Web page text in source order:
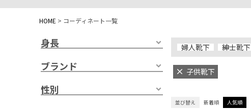
HOME コーディネート一覧
身長
ブランド
性別
婦人靴下 紳士靴下
子供靴下
並び替え 新着順 人気順